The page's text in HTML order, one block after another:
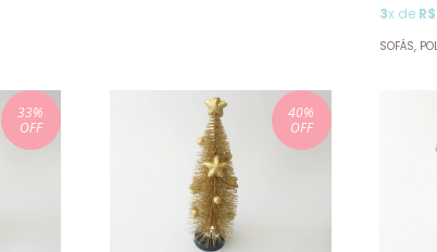
3x de
SOFÁS,
33%
OFF
40%
OFF